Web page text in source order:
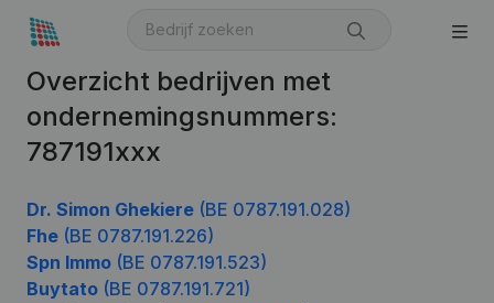
Overzicht bedrijven met
ondernemingsnummers:
787191xxx
Dr. Simon Ghekiere (BE 0787.191.028)
Fhe (BE 0787.191.226)
Spn Immo (BE 0787.191.523)
Buytato (BE 0787.191.721)